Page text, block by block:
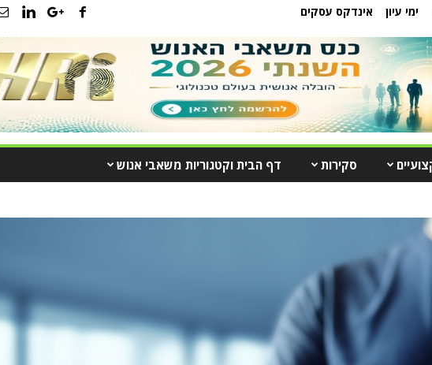
ימי עיון אינדקס עסקים
סקירות דף הבית וקטגוריות משאבי אנוש